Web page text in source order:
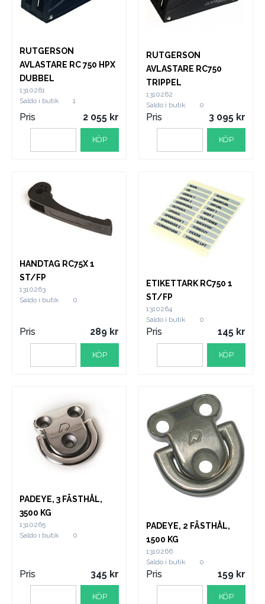
RUTGERSON
AVLASTARE RC 750 HPX
DUBBEL
1310261
Saldo i butik
1
Pris 2 055
KÖP
RUTGERSON
AVLASTARE RC750
TRIPPEL
1310262
Saldo i butik
0
Pris 3 095
KÖP
HANDTAG RC75X 1
ST/FP
1310263
Saldo i butik
0
Pris 289
KÖP
ETIKETTARK RC750 1
ST/FP
1310264
Saldo i butik
0
Pris 145
KÖP
PADEYE, 3 FÄSTHÅL,
3500 KG
1310265
Saldo i butik
0
Pris 345
KÖP
PADEYE, 2 FÄSTHÅL,
1500 KG
1310266
Saldo i butik
0
Pris 159
KÖP